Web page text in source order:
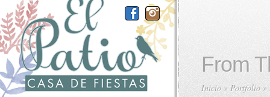
From
Inicio » Portfolio »